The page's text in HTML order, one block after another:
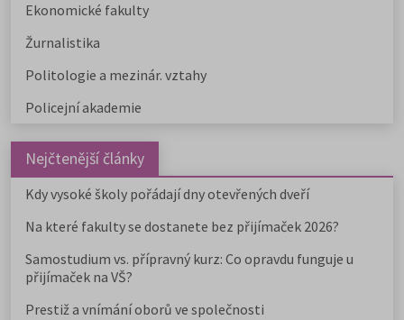
Ekonomické fakulty
Žurnalistika
Politologie a mezinár. vztahy
Policejní akademie
Nejčtenější články
Kdy vysoké školy pořádají dny otevřených dveří
Na které fakulty se dostanete bez přijímaček 2026?
Samostudium vs. přípravný kurz: Co opravdu funguje u
přijímaček na VŠ?
Prestiž a vnímání oborů ve společnosti